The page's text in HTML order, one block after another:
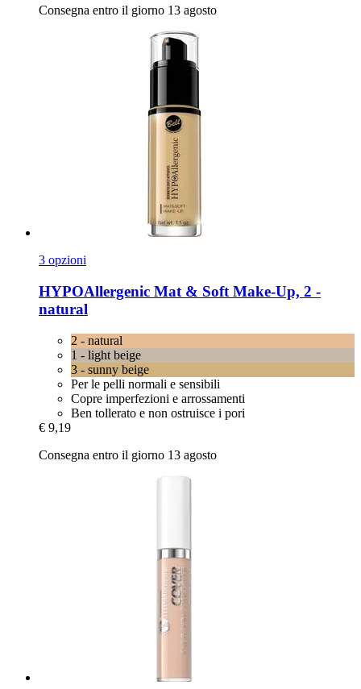
Consegna entro il giorno 13 agosto
3 opzioni
HYPOAllergenic Mat & Soft Make-​Up, 2 -​
natural
2 - natural
1 - light beige
3 - sunny beige
Per le pelli normali e sensibili
Copre imperfezioni e arrossamenti
Ben tollerato e non ostruisce i pori
€ 9,19
Consegna entro il giorno 13 agosto